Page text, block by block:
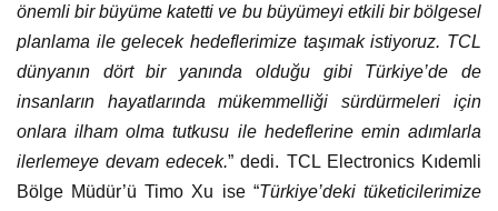
önemli bir büyüme katetti ve bu büyümeyi etkili bir bölgesel
planlama ile gelecek hedeflerimize taşımak istiyoruz. TCL
dünyanın dört bir yanında olduğu gibi Türkiye’de de
insanların hayatlarında mükemmelliği sürdürmeleri için
onlara ilham olma tutkusu ile hedeflerine emin adımlarla
ilerlemeye devam edecek.” dedi. TCL Electronics Kıdemli
Bölge Müdür’ü Timo Xu ise “Türkiye’deki tüketicilerimize